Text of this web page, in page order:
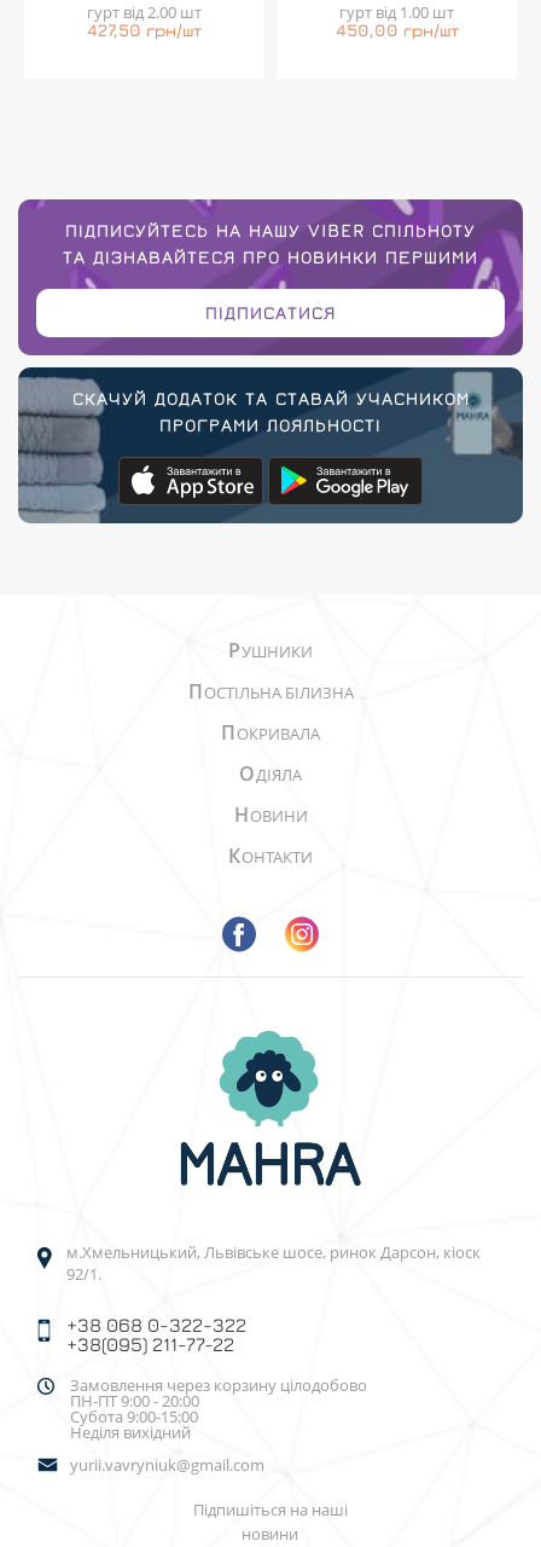
гурт від 2.00 шт
427,50 грн/шт
гурт від 1.00 шт
450,00 грн/шт
ПІДПИСУЙТЕСЬ НА НАШУ VIBER СПІЛЬНОТУ
ТА ДІЗНАВАЙТЕСЯ ПРО НОВИНКИ ПЕРШИМИ
ПІДПИСАТИСЯ
СКАЧУЙ ДОДАТОК ТА СТАВАЙ УЧАСНИКОМ
ПРОГРАМИ ЛОЯЛЬНОСТІ
РУШНИКИ
ПОСТІЛЬНА БІЛИЗНА
ПОКРИВАЛА
ОДІЯЛА
НОВИНИ
КОНТАКТИ
м.Хмельницький, Львівське шосе, ринок Дарсон, кіоск
92/1.
+38 068 0-322-322
+38(095) 211-77-22
Замовлення через корзину цілодобово
ПН-ПТ 9:00 - 20:00
Субота 9:00-15:00
Неділя вихідний
yurii.vavryniuk@gmail.com
Підпишіться на наші
новини